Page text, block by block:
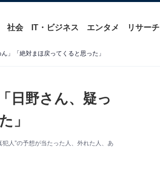
社会 IT・ビジネス エンタメ リサーチ
」「絶対まほ戻ってくると思った」
日野さん、疑っ
」
人”の予想が当たった人、外れた人、あ